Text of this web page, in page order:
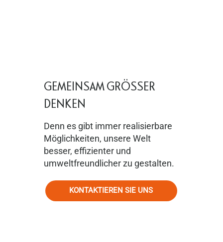
KONTAKTIEREN SIE UNS
Denn es gibt immer realisierbare
Möglichkeiten, unsere Welt
besser, effizienter und
umweltfreundlicher zu gestalten.
GEMEINSAM GRÖSSER
DENKEN